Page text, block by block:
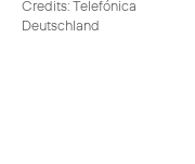
Credits: Telefónica
Deutschland